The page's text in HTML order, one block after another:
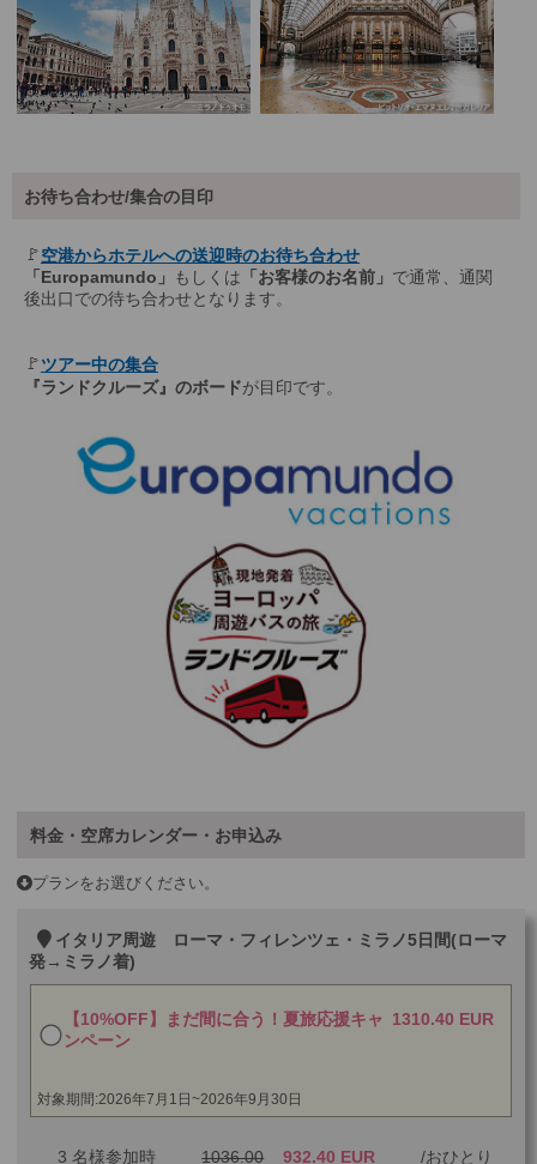
お待ち合わせ/集合の目印
🚩空港からホテルへの送迎時のお待ち合わせ
「Europamundo」 もしくは 「お客様のお名前」 で通常、通関
後出口での待ち合わせとなります。
🚩ツアー中の集合
『ランドクルーズ』のボードが目印です。
料金・空席カレンダー・お申込み
プランをお選びください。
イタリア周遊 ローマ・フィレンツェ・ミラノ5日間(ローマ
発→ミラノ着)
【10%OFF】まだ間に合う！夏旅応援キャ
ンペーン
1310.40 EUR
対象期間:2026年7月1日~2026年9月30日
3 名様参加時 1036.00 932.40 EUR おひとり